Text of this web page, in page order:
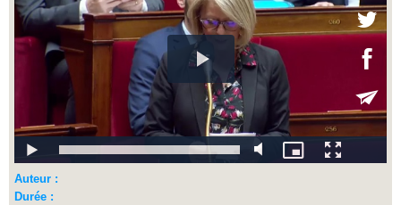
Auteur :
Durée :